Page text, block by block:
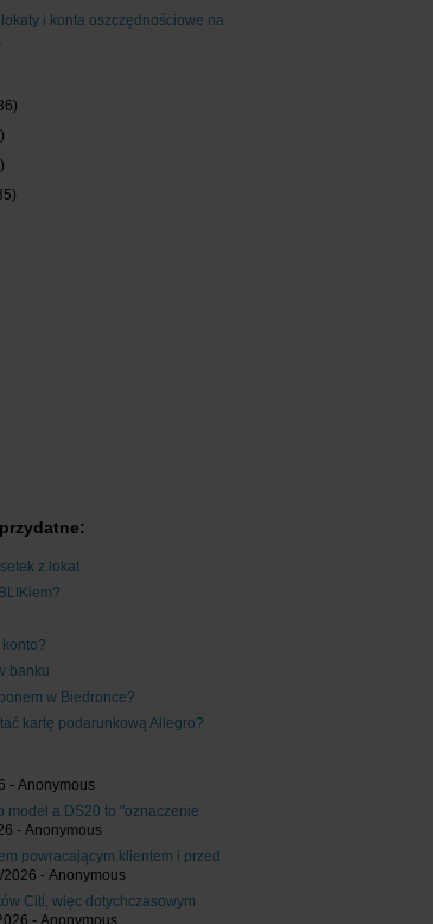
i konta oszczędnościowe na
z lokat
banku
w Biedronce?
kartę podarunkową Allegro?
- Anonymous
model a DS20 to "oznaczenie
- Anonymous
powracającym klientem i przed
2026 - Anonymous
Citi, więc dotychczasowym